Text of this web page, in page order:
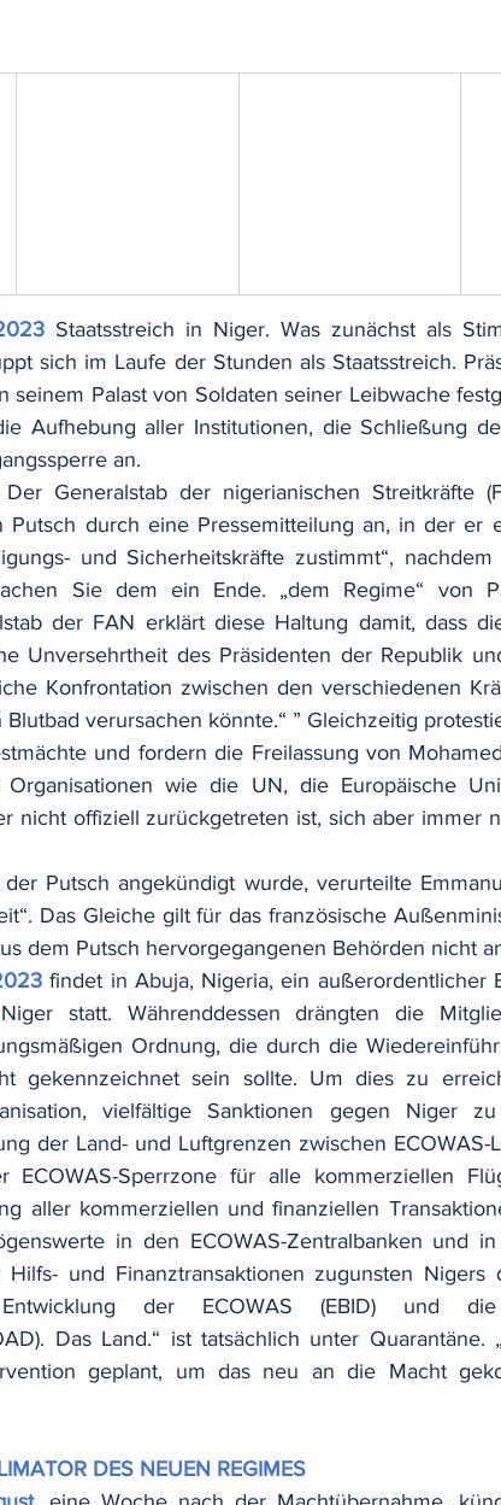
Staatsstreich in Niger. Was zunächst als
sich im Laufe der Stunden als Staatsstreich.
seinem Palast von Soldaten seiner Leibwache
Aufhebung aller Institutionen, die Schließung
an.
Der Generalstab der nigerianischen Streitkräfte
Putsch durch eine Pressemitteilung an, in der er
und Sicherheitskräfte zustimmt“,
Sie dem ein Ende. „dem Regime“ von
der FAN erklärt diese Haltung damit, dass
Unversehrtheit des Präsidenten der Republik
Konfrontation zwischen den verschiedenen
verursachen könnte.“ ” Gleichzeitig
und fordern die Freilassung von
wie die UN, die Europäische
nicht offiziell zurückgetreten ist, sich aber immer
der Putsch angekündigt wurde, verurteilte
Das Gleiche gilt für das französische
dem Putsch hervorgegangenen Behörden nicht
findet in Abuja, Nigeria, ein außerordentlicher
statt. Währenddessen drängten die
Ordnung, die durch die
gekennzeichnet sein sollte. Um dies zu
vielfältige Sanktionen gegen Niger
der Land- und Luftgrenzen zwischen ECOWAS-
ECOWAS-Sperrzone für alle kommerziellen
aller kommerziellen und finanziellen
in den ECOWAS-Zentralbanken und in
Hilfs- und Finanztransaktionen zugunsten
der ECOWAS (EBID) und die
Das Land.“ ist tatsächlich unter Quarantäne.
geplant, um das neu an die Macht
DES NEUEN REGIMES